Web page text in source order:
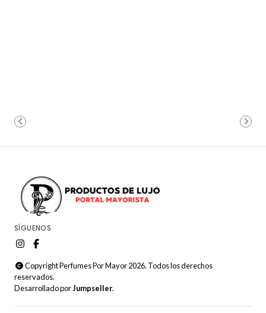
SÍGUENOS
Copyright Perfumes Por Mayor 2026. Todos los derechos
reservados.
Desarrollado porJumpseller.